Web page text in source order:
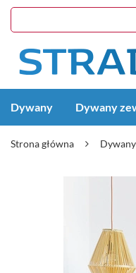
Dywany Dywany
Strona główna Dywany